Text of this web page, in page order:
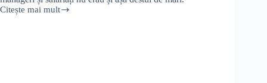
Citește mai mult
Încă